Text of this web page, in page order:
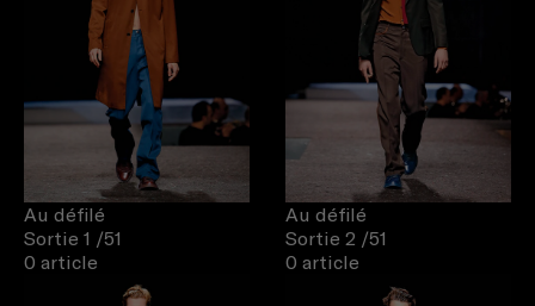
Au défilé
Sortie 1 /51
0 article
Au défilé
Sortie 2 /51
0 article